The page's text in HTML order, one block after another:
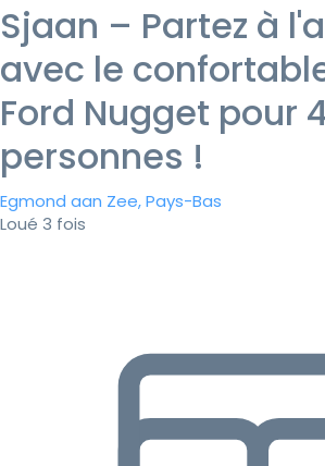
Sjaan – Partez à
avec le
Ford Nugget pour
personnes !
Egmond aan Zee, Pays-Bas
Loué 3 fois